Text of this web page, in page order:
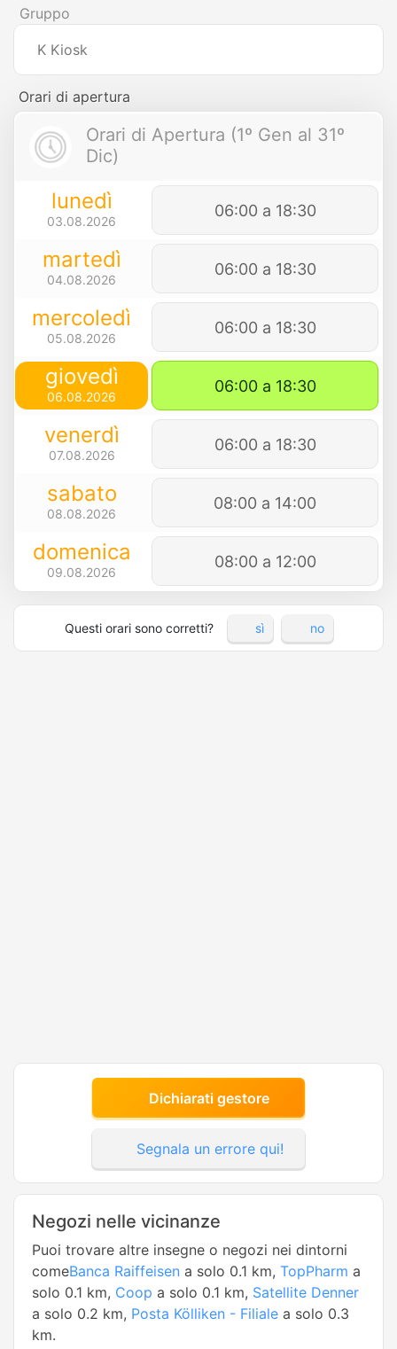
Gruppo
K Kiosk
Orari di apertura
Orari di Apertura (1º Gen al 31º
Dic)
lunedì
03.08.2026
06:00 a 18:30
martedì
04.08.2026
06:00 a 18:30
mercoledì
05.08.2026
06:00 a 18:30
giovedì
06.08.2026
06:00 a 18:30
venerdì
07.08.2026
06:00 a 18:30
sabato
08.08.2026
08:00 a 14:00
domenica
09.08.2026
08:00 a 12:00
Questi orari sono corretti? sì no
Dichiarati gestore
Segnala un errore qui!
Negozi nelle vicinanze
Puoi trovare altre insegne o negozi nei dintorni
comeBanca Raiffeisen a solo 0.1 km, TopPharm a
solo 0.1 km, Coop a solo 0.1 km, Satellite Denner
a solo 0.2 km, Posta Kölliken - Filiale a solo 0.3
km.